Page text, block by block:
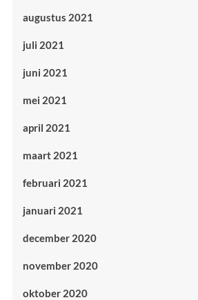
augustus 2021
juli 2021
juni 2021
mei 2021
april 2021
maart 2021
februari 2021
januari 2021
december 2020
november 2020
oktober 2020